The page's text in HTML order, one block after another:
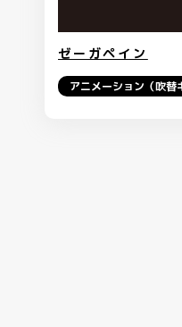
ゼーガペイン
アニメーション（吹替